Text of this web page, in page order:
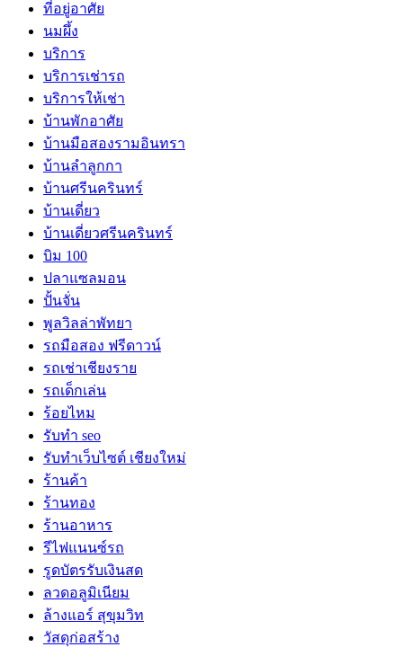
ที่อยู่อาศัย
นมผึ้ง
บริการ
บริการเช่ารถ
บริการให้เช่า
บ้านพักอาศัย
บ้านมือสองรามอินทรา
บ้านลำลูกกา
บ้านศรีนครินทร์
บ้านเดี่ยว
บ้านเดี่ยวศรีนครินทร์
บิม 100
ปลาแซลมอน
ปั้นจั่น
พูลวิลล่าพัทยา
รถมือสอง ฟรีดาวน์
รถเช่าเชียงราย
รถเด็กเล่น
ร้อยไหม
รับทำ seo
รับทำเว็บไซต์ เชียงใหม่
ร้านค้า
ร้านทอง
ร้านอาหาร
รีไฟแนนซ์รถ
รูดบัตรรับเงินสด
ลวดอลูมิเนียม
ล้างแอร์ สุขุมวิท
วัสดุก่อสร้าง